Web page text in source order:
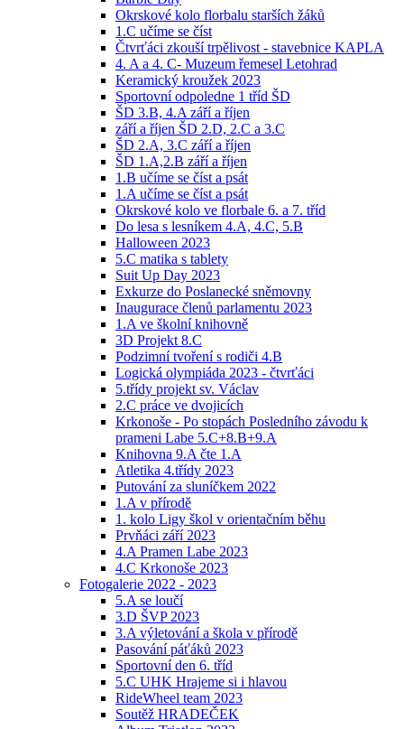
Okrskové kolo florbalu starších žáků
1.C učíme se číst
Čtvrťáci zkouší trpělivost - stavebnice KAPLA
4. A a 4. C- Muzeum řemesel Letohrad
Keramický kroužek 2023
Sportovní odpoledne 1 tříd ŠD
ŠD 3.B, 4.A září a říjen
září a říjen ŠD 2.D, 2.C a 3.C
ŠD 2.A, 3.C září a říjen
ŠD 1.A,2.B září a říjen
1.B učíme se číst a psát
1.A učíme se číst a psát
Okrskové kolo ve florbale 6. a 7. tříd
Do lesa s lesníkem 4.A, 4.C, 5.B
Halloween 2023
5.C matika s tablety
Suit Up Day 2023
Exkurze do Poslanecké sněmovny
Inaugurace členů parlamentu 2023
1.A ve školní knihovně
3D Projekt 8.C
Podzimní tvoření s rodiči 4.B
Logická olympiáda 2023 - čtvrťáci
5.třídy projekt sv. Václav
2.C práce ve dvojicích
Krkonoše - Po stopách Posledního závodu k
prameni Labe 5.C+8.B+9.A
Knihovna 9.A čte 1.A
Atletika 4.třídy 2023
Putování za sluníčkem 2022
1.A v přírodě
1. kolo Ligy škol v orientačním běhu
Prvňáci září 2023
4.A Pramen Labe 2023
4.C Krkonoše 2023
Fotogalerie 2022 - 2023
5.A se loučí
3.D ŠVP 2023
3.A výletování a škola v přírodě
Pasování páťáků 2023
Sportovní den 6. tříd
5.C UHK Hrajeme si i hlavou
RideWheel team 2023
Soutěž HRADEČEK